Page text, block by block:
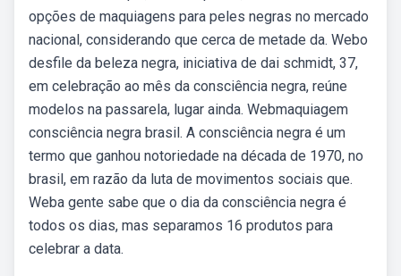
opções de maquiagens para peles negras no mercado
nacional, considerando que cerca de metade da. Webo
desfile da beleza negra, iniciativa de dai schmidt, 37,
em celebração ao mês da consciência negra, reúne
modelos na passarela, lugar ainda. Webmaquiagem
consciência negra brasil. A consciência negra é um
termo que ganhou notoriedade na década de 1970, no
brasil, em razão da luta de movimentos sociais que.
Weba gente sabe que o dia da consciência negra é
todos os dias, mas separamos 16 produtos para
celebrar a data.